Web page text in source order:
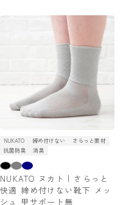
NUKATO 締め付けない
さらっと素材
抗菌防臭
消臭
NUKATO ヌカト | さらっと
快適 締め付けない靴下 メッ
シュ 甲サポート無